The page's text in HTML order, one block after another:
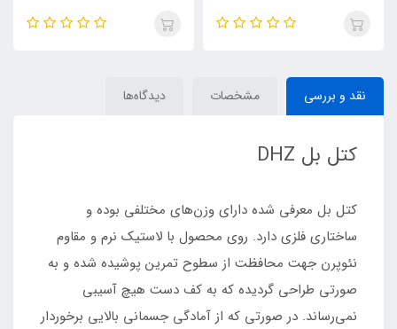
نقد و بررسی مشخصات دیدگاه‌ها
کتل بل DHZ
کتل بل معرفی شده دارای وزن‌های مختلفی بوده و
ساختاری فلزی دارد. روی محصول با لاستیک نرم و مقاوم
نئوپرن جهت محافظت از سطوح تمرین پوشیده شده و به
صورتی طراحی گردیده که به کف دست هیچ آسیبی
نمی‌رساند. در صورتی که از آمادگی جسمانی بالایی برخوردار